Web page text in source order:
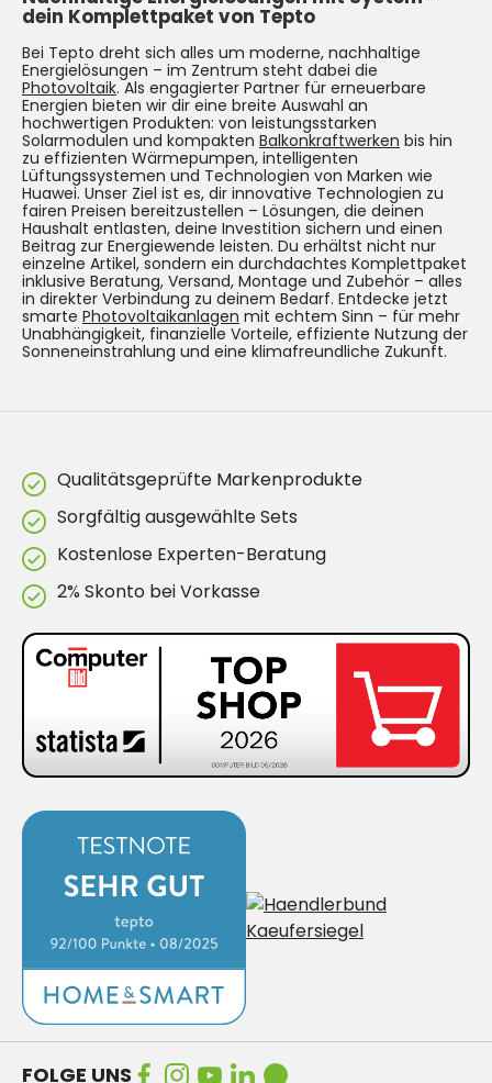
dein Komplettpaket von Tepto
Bei Tepto dreht sich alles um moderne, nachhaltige
Energielösungen – im Zentrum steht dabei die
Photovoltaik. Als engagierter Partner für erneuerbare
Energien bieten wir dir eine breite Auswahl an
hochwertigen Produkten: von leistungsstarken
Solarmodulen und kompakten Balkonkraftwerken bis hin
zu effizienten Wärmepumpen, intelligenten
Lüftungssystemen und Technologien von Marken wie
Huawei. Unser Ziel ist es, dir innovative Technologien zu
fairen Preisen bereitzustellen – Lösungen, die deinen
Haushalt entlasten, deine Investition sichern und einen
Beitrag zur Energiewende leisten. Du erhältst nicht nur
einzelne Artikel, sondern ein durchdachtes Komplettpaket
inklusive Beratung, Versand, Montage und Zubehör – alles
in direkter Verbindung zu deinem Bedarf. Entdecke jetzt
smarte Photovoltaikanlagen mit echtem Sinn – für mehr
Unabhängigkeit, finanzielle Vorteile, effiziente Nutzung der
Sonneneinstrahlung und eine klimafreundliche Zukunft.
Qualitätsgeprüfte Markenprodukte
Sorgfältig ausgewählte Sets
Kostenlose Experten-Beratung
2% Skonto bei Vorkasse
FOLGE UNS